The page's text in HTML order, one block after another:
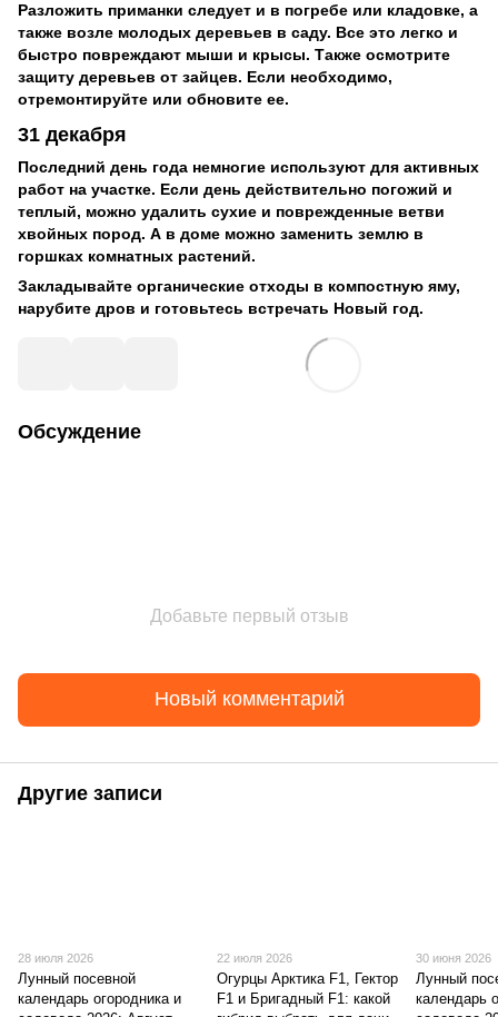
Разложить приманки следует и в погребе или кладовке, а
также возле молодых деревьев в саду. Все это легко и
быстро повреждают мыши и крысы. Также осмотрите
защиту деревьев от зайцев. Если необходимо,
отремонтируйте или обновите ее.
31 декабря
Последний день года немногие используют для активных
работ на участке. Если день действительно погожий и
теплый, можно удалить сухие и поврежденные ветви
хвойных пород. А в доме можно заменить землю в
горшках комнатных растений.
Закладывайте органические отходы в компостную яму,
нарубите дров и готовьтесь встречать Новый год.
Обсуждение
Добавьте первый отзыв
Новый комментарий
Другие записи
28 июля 2026
Лунный посевной
календарь огородника и
22 июля 2026
Огурцы Арктика F1, Гектор
F1 и Бригадный F1: какой
30 июня 2026
Лунный
календарь